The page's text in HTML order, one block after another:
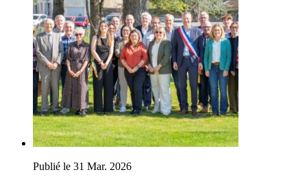
Publié le 31 Mar. 2026